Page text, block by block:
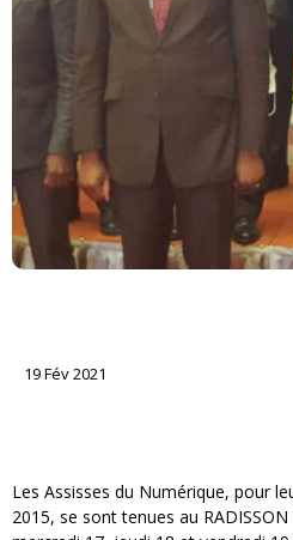
19 Fév 2021
Les Assisses du Numérique, pour
2015, se sont tenues au